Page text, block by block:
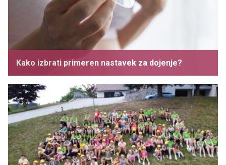
Kako izbrati primeren nastavek za dojenje?